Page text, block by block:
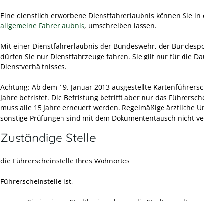
Eine dienstlich erworbene Dienstfahrerlaubnis können Sie
allgemeine Fahrerlaubnis, umschreiben lassen.
Mit einer Dienstfahrerlaubnis der Bundeswehr, der
dürfen Sie nur Dienstfahrzeuge fahren. Sie gilt nur für die
Dienstverhältnisses.
Achtung: Ab dem 19. Januar 2013 ausgestellte
Jahre befristet. Die Befristung betrifft aber nur das
muss alle 15 Jahre erneuert werden. Regelmäßige ärztliche
sonstige Prüfungen sind mit dem Dokumententausch nicht
Zuständige Stelle
die Führerscheinstelle Ihres Wohnortes
Führerscheinstelle ist,